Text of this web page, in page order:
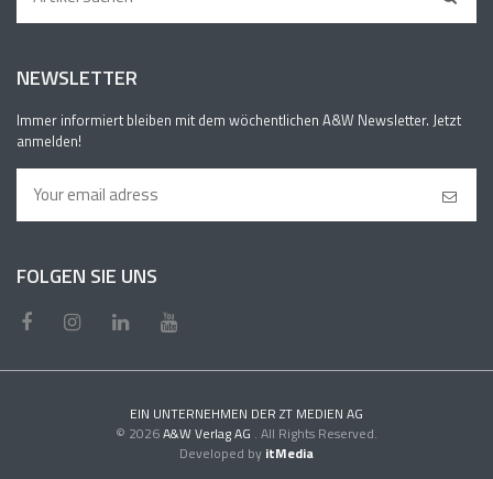
NEWSLETTER
Immer informiert bleiben mit dem wöchentlichen A&W Newsletter. Jetzt
anmelden!
FOLGEN SIE UNS
EIN UNTERNEHMEN DER ZT MEDIEN AG
© 2026A&W Verlag AG . All Rights Reserved.
Developed by itMedia